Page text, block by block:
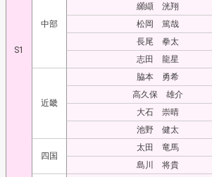
S1
中部
纐纈 洸翔
松岡 篤哉
長尾 拳太
志田 龍星
近畿
脇本 勇希
高久保 雄介
大石 崇晴
池野 健太
四国
太田 竜馬
島川 将貴